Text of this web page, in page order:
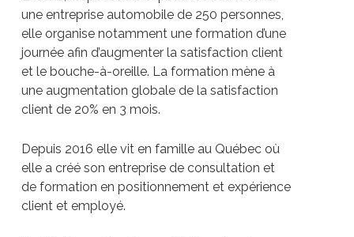
une entreprise automobile de 250 personnes,
elle organise notamment une formation d’une
journée afin d’augmenter la satisfaction client
et le bouche-à-oreille. La formation mène à
une augmentation globale de la satisfaction
client de 20% en 3 mois.
Depuis 2016 elle vit en famille au Québec où
elle a créé son entreprise de consultation et
de formation en positionnement et expérience
client et employé.